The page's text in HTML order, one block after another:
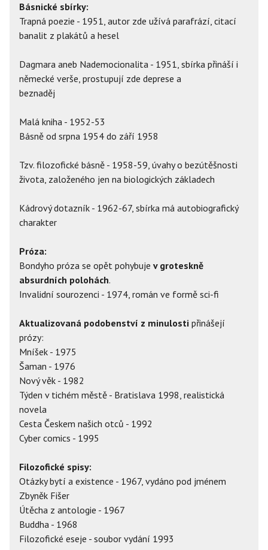
Básnické sbírky:
Trapná poezie - 1951, autor zde užívá parafrází, citací
banalit z plakátů a hesel
Dagmara aneb Nademocionalita - 1951, sbírka přináší i
německé verše, prostupují zde deprese a
beznaděj
Malá kniha - 1952-53
Básně od srpna 1954 do září 1958
Tzv. filozofické básně - 1958-59, úvahy o bezútěšnosti
života, založeného jen na biologických základech
Kádrový dotazník - 1962-67, sbírka má autobiografický
charakter
Próza:
Bondyho próza se opět pohybuje v groteskně
absurdních polohách.
Invalidní sourozenci - 1974, román ve formě sci-fi
Aktualizovaná podobenství z minulosti přinášejí
prózy:
Mníšek - 1975
Šaman - 1976
Nový věk - 1982
Týden v tichém městě - Bratislava 1998, realistická
novela
Cesta Českem našich otců - 1992
Cyber comics - 1995
Filozofické spisy:
Otázky bytí a existence - 1967, vydáno pod jménem
Zbyněk Fišer
Útěcha z antologie - 1967
Buddha - 1968
Filozofické eseje - soubor vydání 1993